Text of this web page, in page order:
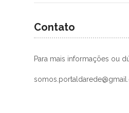
Contato
Para mais informações ou